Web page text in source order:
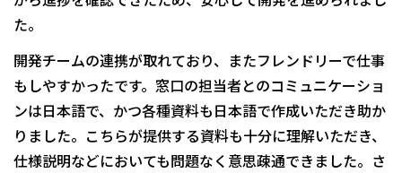
た。
開発チームの連携が取れており、またフレンドリーで仕事
もしやすかったです。窓口の担当者とのコミュニケーショ
ンは日本語で、かつ各種資料も日本語で作成いただき助か
りました。こちらが提供する資料も十分に理解いただき、
仕様説明などにおいても問題なく意思疎通できました。さ